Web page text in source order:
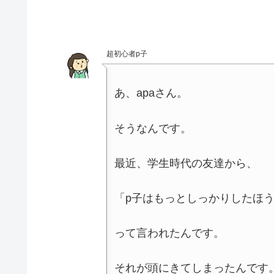
超初心者p子
あ、apaさん。
そうなんです。
最近、学生時代の友達から、
「p子はもっとしっかりしたほ
って言われたんです。
それが頭にきてしまったんです。